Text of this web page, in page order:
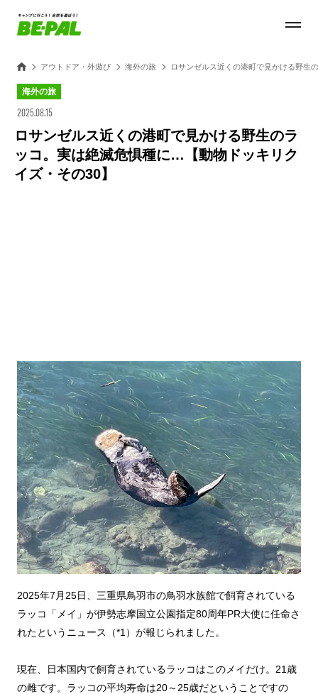
アウトドア・外遊び 海外の旅 ロサンゼルス近くの港町で見かける野生
海外の旅
2025.08.15
ロサンゼルス近くの港町で見かける野生のラ
ッコ。実は絶滅危惧種に…【動物ドッキリク
イズ・その30】
2025年7月25日、三重県鳥羽市の鳥羽水族館で飼育されている
ラッコ「メイ」が伊勢志摩国立公園指定80周年PR大使に任命さ
れたというニュース（*1）が報じられました。
現在、日本国内で飼育されているラッコはこのメイだけ。21歳
の雌です。ラッコの平均寿命は20～25歳だということですの